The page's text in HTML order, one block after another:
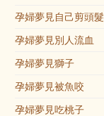
孕婦夢見自己剪頭髮
孕婦夢見別人流血
孕婦夢見獅子
孕婦夢見被魚咬
孕婦夢見吃桃子